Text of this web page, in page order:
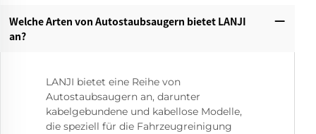
Welche Arten von Autostaubsaugern bietet LANJI
an?‌
LANJI bietet eine Reihe von
Autostaubsaugern an, darunter
kabelgebundene und kabellose Modelle,
die speziell für die Fahrzeugreinigung